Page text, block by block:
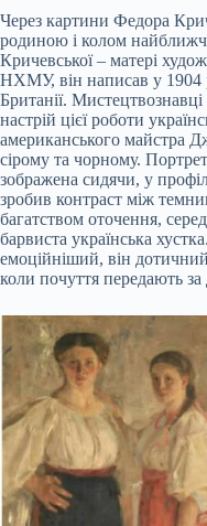
Через картини Федора
родиною і колом
Кричевської – матері
НХМУ, він написав у 1904
Британії.
настрій цієї роботи
американського майстра
сірому та чорному.
зображена сидячи, у
зробив контраст між
багатством оточення,
барвиста українська
емоційніший, він
коли почуття передають